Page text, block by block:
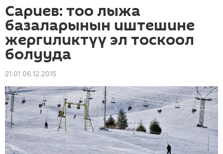
Сариев: тоо лыжа
базаларынын иштешине
жергиликтүү эл тоскоол
болууда
21:01 06.12.2015